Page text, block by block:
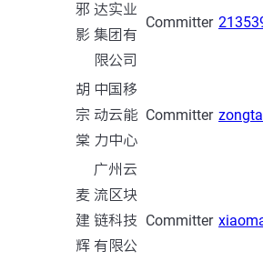
邪
影
达实业
集团有
限公司
Committer
胡
宗
棠
中国移
动云能
力中心
Committer
麦
建
辉
广州云
流区块
链科技
有限公
Committer